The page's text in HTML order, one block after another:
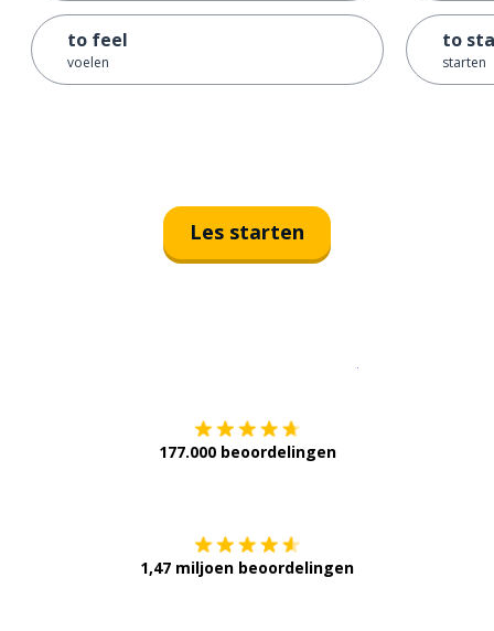
to feel
voelen
to
starten
Les starten
177.000 beoordelingen
1,47 miljoen beoordelingen